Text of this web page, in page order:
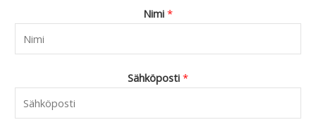
Nimi *
Sähköposti *